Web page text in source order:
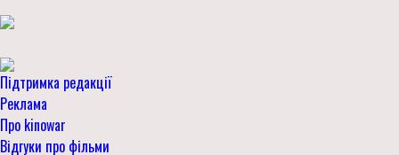
Підтримка редакції
Реклама
Про kinowar
Відгуки про фільми